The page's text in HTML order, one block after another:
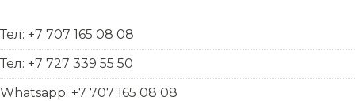
Тел: +7 707 165 08 08
Тел: +7 727 339 55 50
Whatsapp: +7 707 165 08 08